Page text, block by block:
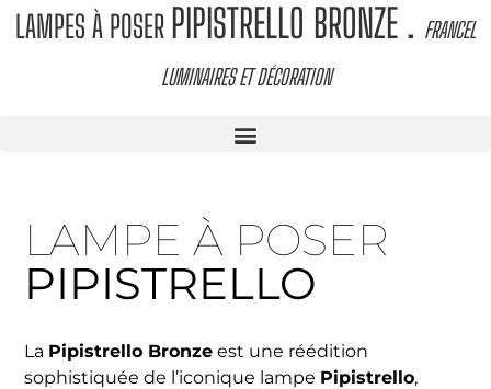
LAMPES À POSER PIPISTRELLO BRONZE . FRANCEL
LUMINAIRES ET DÉCORATION
LAMPE À POSER
PIPISTRELLO
La Pipistrello Bronze est une réédition
sophistiquée de l’iconique lampe Pipistrello,